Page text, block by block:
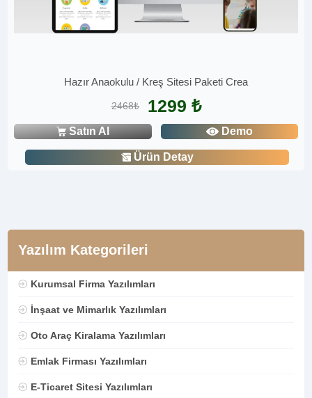
Yazılım Kategorileri
Kurumsal Firma Yazılımları
İnşaat ve Mimarlık Yazılımları
Oto Araç Kiralama Yazılımları
Emlak Firması Yazılımları
E-Ticaret Sitesi Yazılımları
Hazır Anaokulu / Kreş Sitesi Paketi Crea
2468₺ 1299 ₺
Satın Al Demo
Ürün Detay